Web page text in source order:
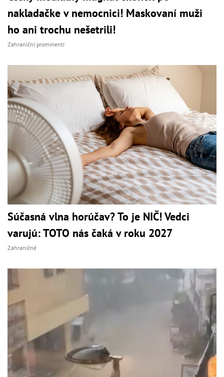
nakladačke v nemocnici! Maskovaní muži
ho ani trochu nešetrili!
Zahraniční prominenti
Súčasná vlna horúčav? To je NIČ! Vedci
varujú: TOTO nás čaká v roku 2027
Zahraničné